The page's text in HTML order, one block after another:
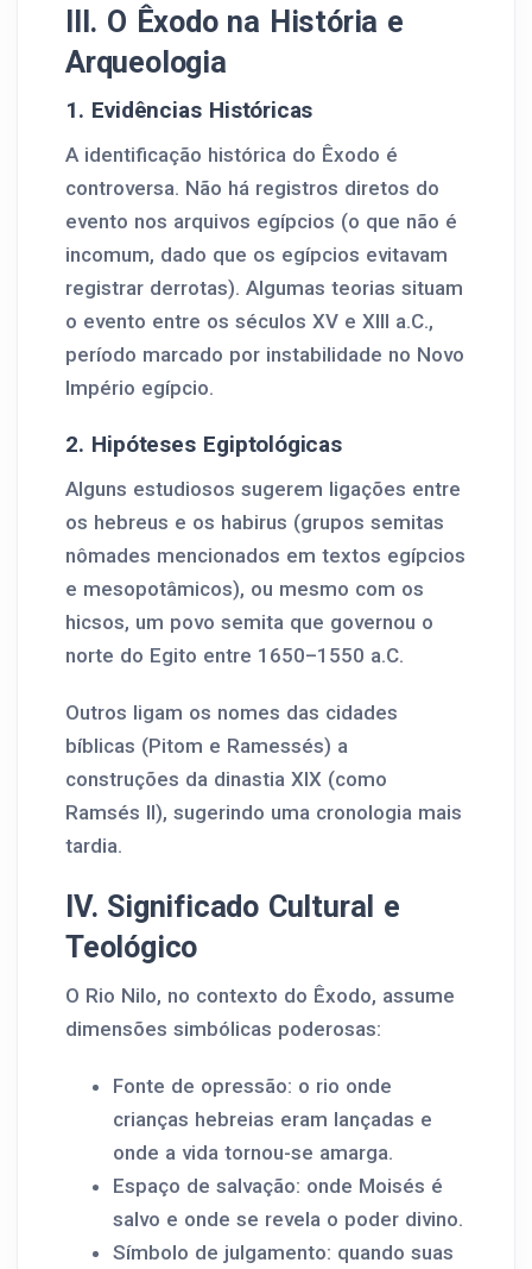
III. O Êxodo na História e
Arqueologia
1. Evidências Históricas
A identificação histórica do Êxodo é
controversa. Não há registros diretos do
evento nos arquivos egípcios (o que não é
incomum, dado que os egípcios evitavam
registrar derrotas). Algumas teorias situam
o evento entre os séculos XV e XIII a.C.,
período marcado por instabilidade no Novo
Império egípcio.
2. Hipóteses Egiptológicas
Alguns estudiosos sugerem ligações entre
os hebreus e os habirus (grupos semitas
nômades mencionados em textos egípcios
e mesopotâmicos), ou mesmo com os
hicsos, um povo semita que governou o
norte do Egito entre 1650–1550 a.C.
Outros ligam os nomes das cidades
bíblicas (Pitom e Ramessés) a
construções da dinastia XIX (como
Ramsés II), sugerindo uma cronologia mais
tardia.
IV. Significado Cultural e
Teológico
O Rio Nilo, no contexto do Êxodo, assume
dimensões simbólicas poderosas:
Fonte de opressão: o rio onde
crianças hebreias eram lançadas e
onde a vida tornou-se amarga.
Espaço de salvação: onde Moisés é
salvo e onde se revela o poder divino.
Símbolo de julgamento: quando suas